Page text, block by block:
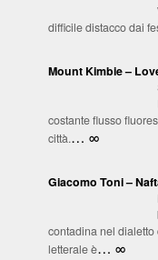
difficile distacco dai
Mount Kimbie –
costante flusso
città.… ∞
Giacomo Toni –
contadina nel
letterale è… ∞